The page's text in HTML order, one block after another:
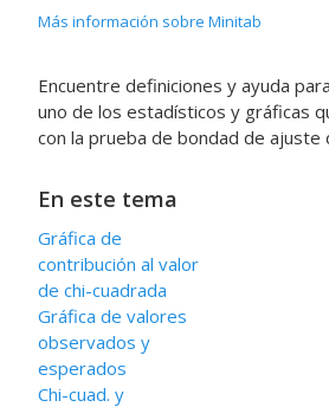
Más información sobre Minitab
Encuentre definiciones y ayuda
uno de los estadísticos y gráficas
con la prueba de bondad de ajuste
En este tema
Gráfica de
contribución al valor
de chi-cuadrada
Gráfica de valores
observados y
esperados
Chi-cuad. y